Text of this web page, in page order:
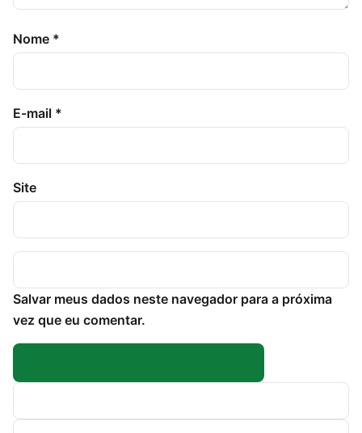
Nome *
E-mail *
Site
Salvar meus dados neste navegador para a próxima
vez que eu comentar.